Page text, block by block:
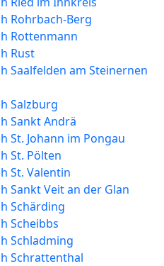
Rohrbach-Berg
Rottenmann
Rust
Saalfelden am Steinernen
Salzburg
Sankt Andrä
St. Johann im Pongau
St. Pölten
St. Valentin
Sankt Veit an der Glan
Schärding
Scheibbs
Schladming
Schrattenthal